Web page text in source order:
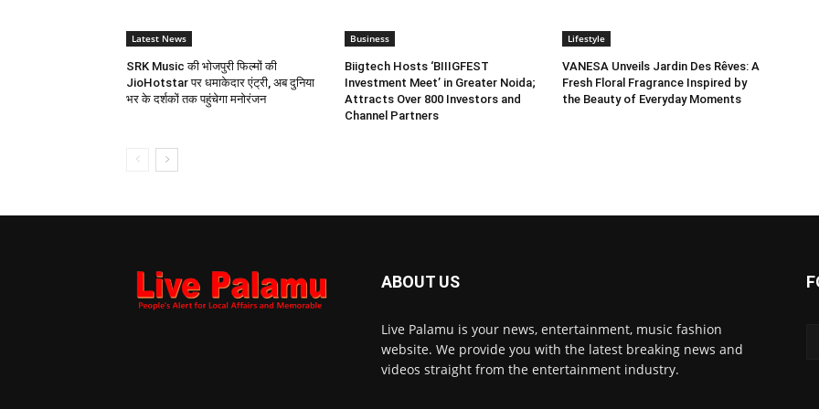
Latest News
SRK Music की भोजपुरी फिल्मों की
JioHotstar पर धमाकेदार एंट्री, अब दुनिया
भर के दर्शकों तक पहुंचेगा मनोरंजन
Business
Biigtech Hosts ‘BIIIGFEST
Investment Meet’ in Greater Noida;
Attracts Over 800 Investors and
Channel Partners
Lifestyle
VANESA Unveils Jardin Des Rêves: A
Fresh Floral Fragrance Inspired by
the Beauty of Everyday Moments
ABOUT US
Live Palamu is your news, entertainment, music fashion
website. We provide you with the latest breaking news and
videos straight from the entertainment industry.